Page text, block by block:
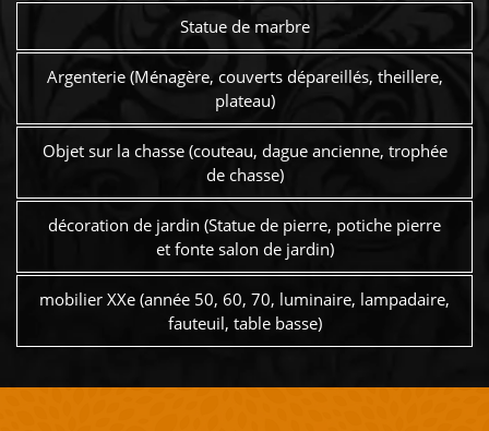
Statue de marbre
Argenterie (Ménagère, couverts dépareillés, theillere,
plateau)
Objet sur la chasse (couteau, dague ancienne, trophée
de chasse)
décoration de jardin (Statue de pierre, potiche pierre
et fonte salon de jardin)
mobilier XXe (année 50, 60, 70, luminaire, lampadaire,
fauteuil, table basse)